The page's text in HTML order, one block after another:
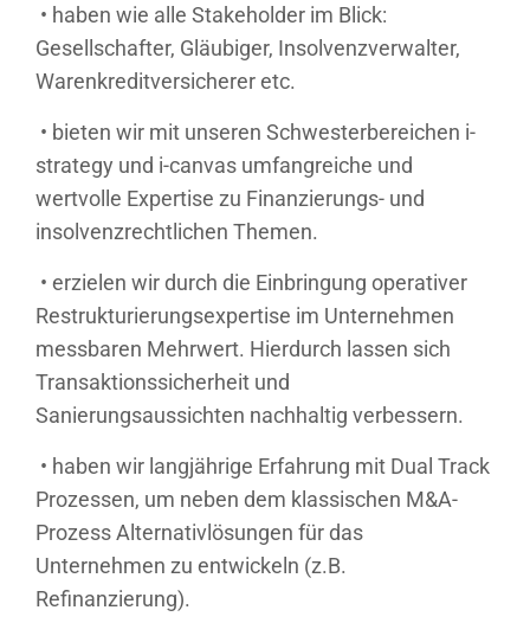
• haben wie alle Stakeholder im Blick:
Gesellschafter, Gläubiger, Insolvenzverwalter,
Warenkreditversicherer etc.
• bieten wir mit unseren Schwesterbereichen i-
strategy und i-canvas umfangreiche und
wertvolle Expertise zu Finanzierungs- und
insolvenzrechtlichen Themen.
• erzielen wir durch die Einbringung operativer
Restrukturierungsexpertise im Unternehmen
messbaren Mehrwert. Hierdurch lassen sich
Transaktionssicherheit und
Sanierungsaussichten nachhaltig verbessern.
• haben wir langjährige Erfahrung mit Dual Track
Prozessen, um neben dem klassischen M&A-
Prozess Alternativlösungen für das
Unternehmen zu entwickeln (z.B.
Refinanzierung).